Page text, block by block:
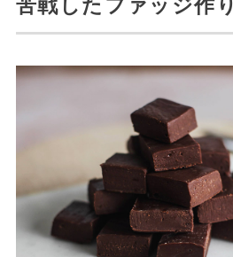
苦戦したファッジ作り